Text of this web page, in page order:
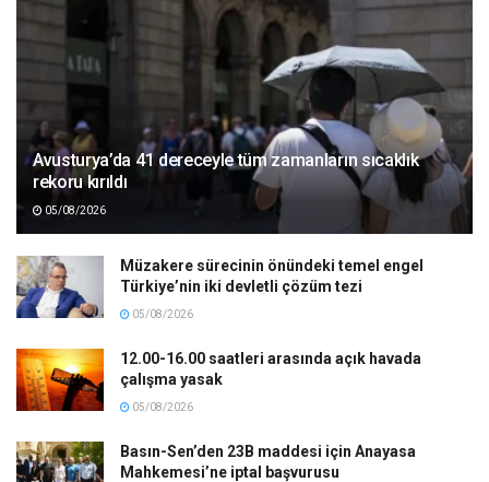
Avusturya’da 41 dereceyle tüm zamanların sıcaklık
rekoru kırıldı
05/08/2026
Müzakere sürecinin önündeki temel engel
Türkiye’nin iki devletli çözüm tezi
05/08/2026
12.00-16.00 saatleri arasında açık havada
çalışma yasak
05/08/2026
Basın-Sen’den 23B maddesi için Anayasa
Mahkemesi’ne iptal başvurusu